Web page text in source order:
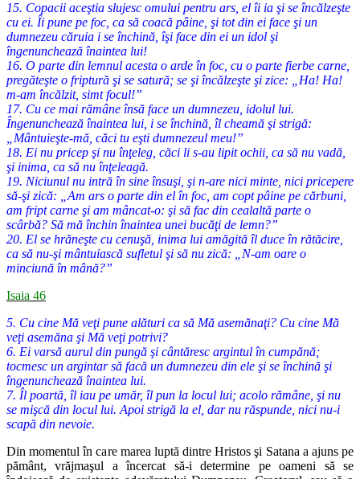
15. Copacii aceştia slujesc omului pentru ars, el îi ia şi se încălzeşte
cu ei. Îi pune pe foc, ca să coacă pâine, şi tot din ei face şi un
dumnezeu căruia i se închină, îşi face din ei un idol şi
îngenunchează înaintea lui!
16. O parte din lemnul acesta o arde în foc, cu o parte fierbe carne,
pregăteşte o friptură şi se satură; se şi încălzeşte şi zice: „Ha! Ha!
m-am încălzit, simt focul!”
17. Cu ce mai rămâne însă face un dumnezeu, idolul lui.
Îngenunchează înaintea lui, i se închină, îl cheamă şi strigă:
„Mântuieşte-mă, căci tu eşti dumnezeul meu!”
18. Ei nu pricep şi nu înţeleg, căci li s-au lipit ochii, ca să nu vadă,
şi inima, ca să nu înţeleagă.
19. Niciunul nu intră în sine însuşi, şi n-are nici minte, nici pricepere
să-şi zică: „Am ars o parte din el în foc, am copt pâine pe cărbuni,
am fript carne şi am mâncat-o: şi să fac din cealaltă parte o
scârbă? Să mă închin înaintea unei bucăţi de lemn?”
20. El se hrăneşte cu cenuşă, inima lui amăgită îl duce în rătăcire,
ca să nu-şi mântuiască sufletul şi să nu zică: „N-am oare o
minciună în mână?”
Isaia 46
5. Cu cine Mă veţi pune alături ca să Mă asemănaţi? Cu cine Mă
veţi asemăna şi Mă veţi potrivi?
6. Ei varsă aurul din pungă şi cântăresc argintul în cumpănă;
tocmesc un argintar să facă un dumnezeu din ele şi se închină şi
îngenunchează înaintea lui.
7. Îl poartă, îl iau pe umăr, îl pun la locul lui; acolo rămâne, şi nu
se mişcă din locul lui. Apoi strigă la el, dar nu răspunde, nici nu-i
scapă din nevoie.
Din momentul în care marea luptă dintre Hristos şi Satana a ajuns pe
pământ, vrăjmaşul a încercat să-i determine pe oameni să se